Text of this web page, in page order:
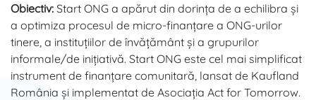
Obiectiv: Start ONG a apărut din dorința de a echilibra și
a optimiza procesul de micro-finanțare a ONG-urilor
tinere, a instituțiilor de învățământ și a grupurilor
informale/de inițiativă. Start ONG este cel mai simplificat
instrument de finanțare comunitară, lansat de Kaufland
România și implementat de Asociația Act for Tomorrow.